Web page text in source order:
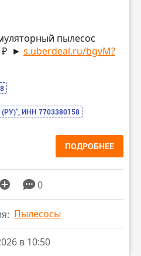
пылесос
► s.uberdeal.ru/bgvM?
ИНН 7703380158
ПОДРОБНЕЕ
0
Пылесосы
в 10:50